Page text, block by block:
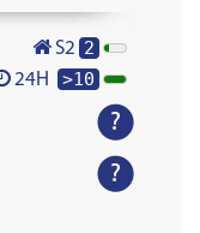
S2 2
24H >10